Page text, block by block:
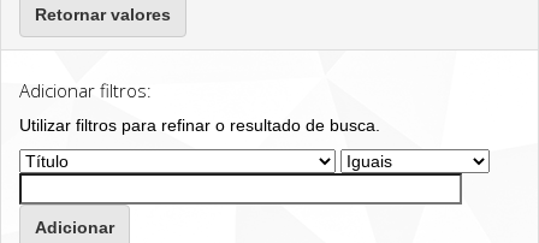
Retornar valores
Adicionar filtros:
Utilizar filtros para refinar o resultado de busca.